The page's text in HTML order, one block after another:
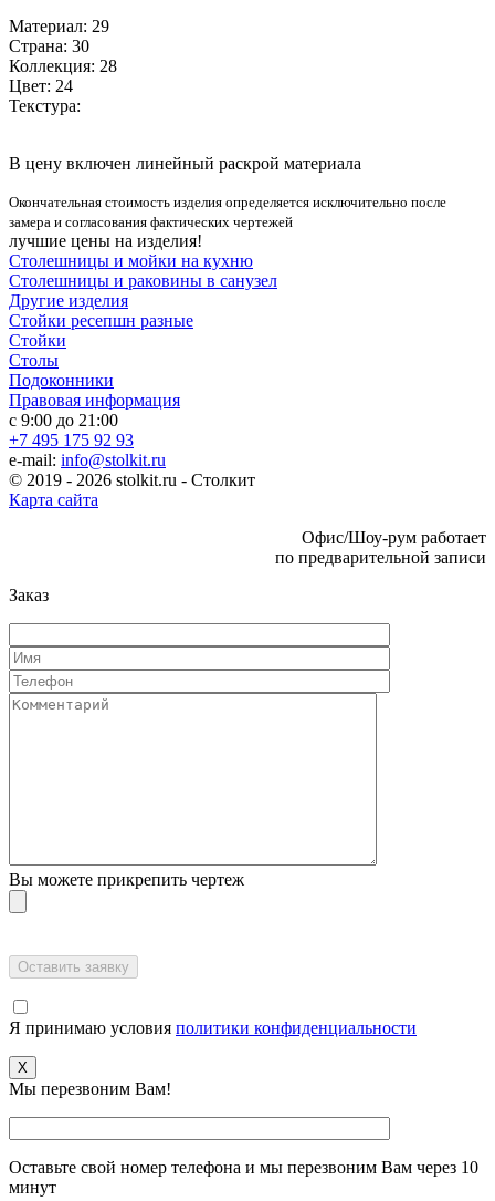
Материал: 29
Страна: 30
Коллекция: 28
Цвет: 24
Текстура:
В цену включен линейный раскрой материала
Окончательная стоимость изделия определяется исключительно после
замера и согласования фактических чертежей
лучшие цены на изделия!
Столешницы и мойки на кухню
Столешницы и раковины в санузел
Другие изделия
Стойки ресепшн разные
Стойки
Столы
Подоконники
Правовая информация
с 9:00 до 21:00
+7 495 175 92 93
e-mail: info@stolkit.ru
© 2019 - 2026 stolkit.ru - Столкит
Карта сайта
Офис/Шоу-рум работает
по предварительной записи
Заказ
Вы можете прикрепить чертеж
Я принимаю условия политики конфиденциальности
X
Мы перезвоним Вам!
Оставьте свой номер телефона и мы перезвоним Вам через 10
минут